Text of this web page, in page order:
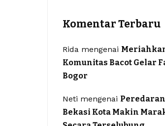
Komentar Terbaru
Ridamengenai
Komunitas Bacot Gelar
Bogor
Neti mengenai
Bekasi Kota Makin